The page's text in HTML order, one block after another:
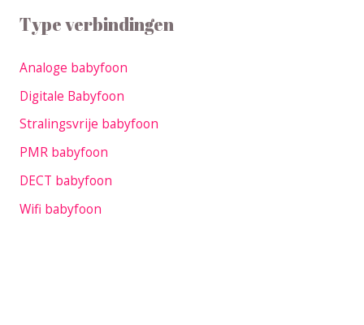
Type verbindingen
Analoge babyfoon
Digitale Babyfoon
Stralingsvrije babyfoon
PMR babyfoon
DECT babyfoon
Wifi babyfoon